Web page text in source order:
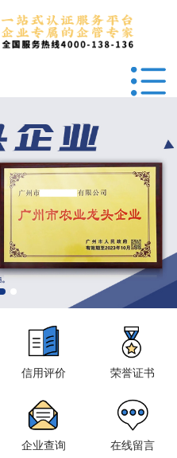
信用评价 荣誉证书
企业查询 在线留言